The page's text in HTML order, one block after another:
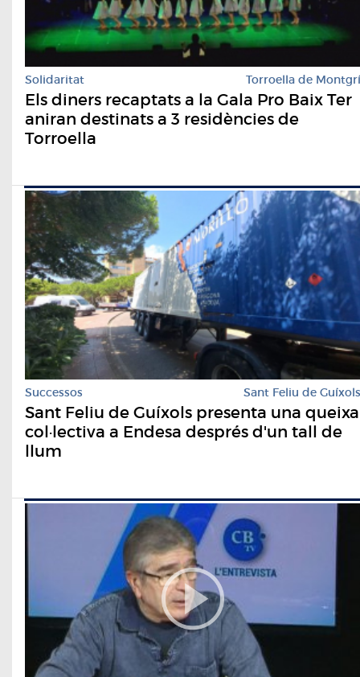
Solidaritat Torroella de Montgrí
Els diners recaptats a la Gala Pro Baix Ter
aniran destinats a 3 residències de
Torroella
Successos Sant Feliu de Guíxols
Sant Feliu de Guíxols presenta una queixa
col·lectiva a Endesa després d'un tall de
llum